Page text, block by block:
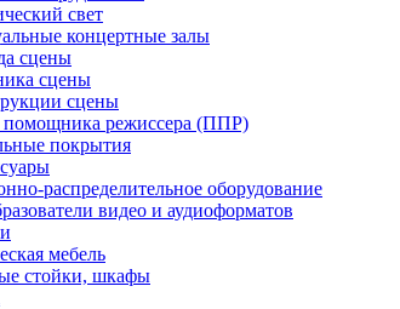
свет
концертные залы
сцены
сцены
сцены
помощника режиссера (ППР)
покрытия
распределительное оборудование
видео и аудиоформатов
мебель
стойки, шкафы